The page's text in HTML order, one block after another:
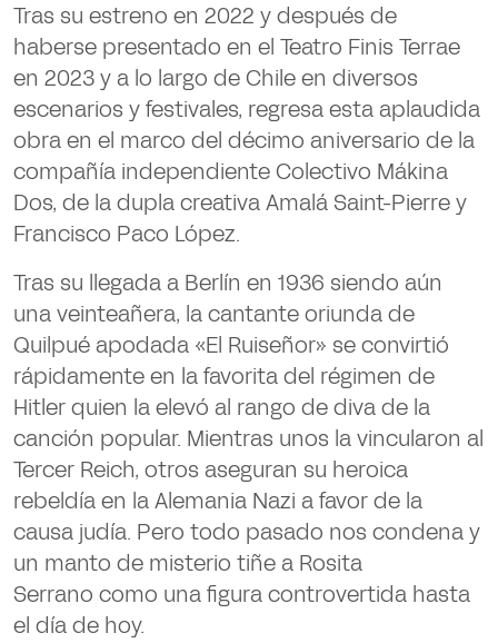
Tras su estreno en 2022 y después de
haberse presentado en el Teatro Finis Terrae
en 2023 y a lo largo de Chile en diversos
escenarios y festivales, regresa esta aplaudida
obra en el marco del décimo aniversario de la
compañía independiente Colectivo Mákina
Dos, de la dupla creativa Amalá Saint-Pierre y
Francisco Paco López.
Tras su llegada a Berlín en 1936 siendo aún
una veinteañera, la cantante oriunda de
Quilpué apodada «El Ruiseñor» se convirtió
rápidamente en la favorita del régimen de
Hitler quien la elevó al rango de diva de la
canción popular. Mientras unos la vincularon al
Tercer Reich, otros aseguran su heroica
rebeldía en la Alemania Nazi a favor de la
causa judía. Pero todo pasado nos condena y
un manto de misterio tiñe a Rosita
Serrano como una figura controvertida hasta
el día de hoy.